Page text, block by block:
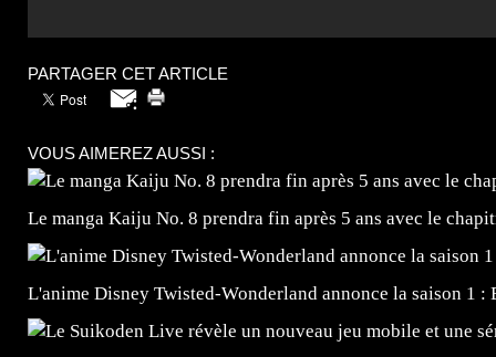
PARTAGER CET ARTICLE
VOUS AIMEREZ AUSSI :
Le manga Kaiju No. 8 prendra fin après 5 ans avec le
L'anime Disney Twisted-Wonderland annonce la saison 1